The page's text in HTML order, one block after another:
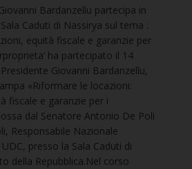
Bardanzellu partecipa in
Caduti di Nassirya sul tema :
equità fiscale e garanzie per
ha partecipato il 14
Giovanni Bardanzellu,
«Riformare le locazioni:
fiscale e garanzie per i
dal Senatore Antonio De Poli
Responsabile Nazionale
presso la Sala Caduti di
della Repubblica.Nel corso